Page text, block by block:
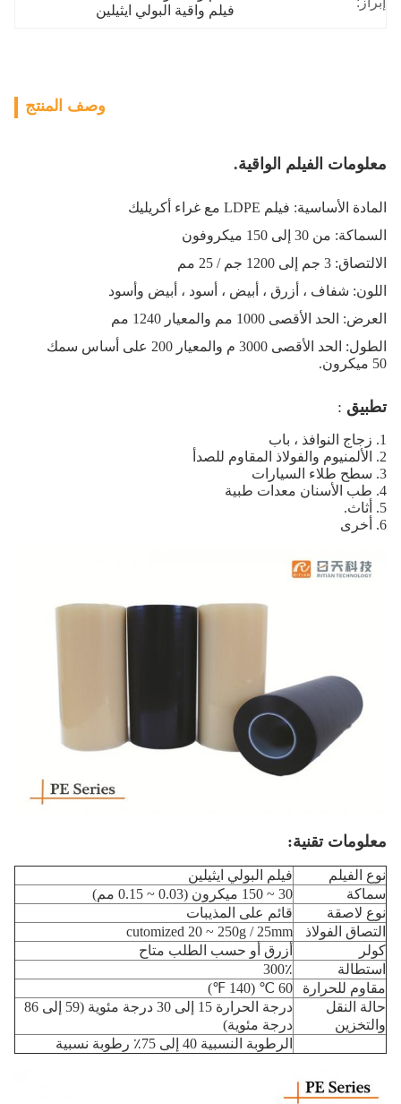
فيلم واقية البولي ايثيلين
وصف المنتج
معلومات الفيلم الواقية.
المادة الأساسية: فيلم LDPE مع غراء أكريليك
السماكة: من 30 إلى 150 ميكروفون
الالتصاق: 3 جم إلى 1200 جم / 25 مم
اللون: شفاف ، أزرق ، أبيض ، أسود ، أبيض وأسود
العرض: الحد الأقصى 1000 مم والمعيار 1240 مم
الطول: الحد الأقصى 3000 م والمعيار 200 على أساس سمك
50 ميكرون.
تطبيق:
3. سطح طلاء السيارات
4. طب الأسنان
معدات طبية
5. أثاث.
6. أخرى
معلومات تقنية:
نوع الفيلم
فيلم البولي ايثيلين
سماكة
30 ~ 150 ميكرون (0.03 ~ 0.15 مم)
نوع لاصقة
قائم على المذيبات
التصاق الفولاذ
cutomized 20 ~ 250g / 25mm
كولر
أزرق أو حسب الطلب متاح
استطالة
300٪
مقاوم للحرارة
60 ℃ (140 ℉)
حالة النقل
والتخزين
درجة الحرارة 15 إلى 30 درجة مئوية (59 إلى 86
درجة مئوية)
الرطوبة النسبية 40 إلى 75٪ رطوبة نسبية